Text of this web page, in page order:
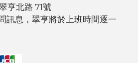
區翠亨北路 71號
訊息，翠亨將於上班時間逐一